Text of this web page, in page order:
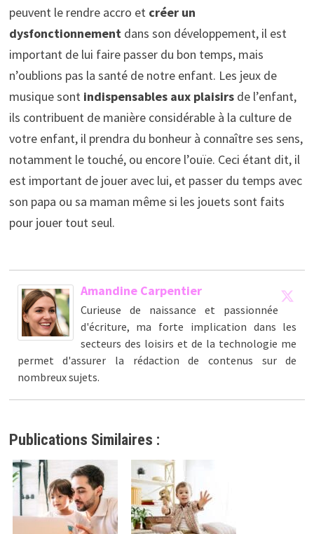
peuvent le rendre accro et créer un
dysfonctionnement dans son développement, il est
important de lui faire passer du bon temps, mais
n’oublions pas la santé de notre enfant. Les jeux de
musique sont indispensables aux plaisirs de l’enfant,
ils contribuent de manière considérable à la culture de
votre enfant, il prendra du bonheur à connaître ses sens,
notamment le touché, ou encore l’ouïe. Ceci étant dit, il
est important de jouer avec lui, et passer du temps avec
son papa ou sa maman même si les jouets sont faits
pour jouer tout seul.
Amandine Carpentier
Curieuse de naissance et passionnée
d'écriture, ma forte implication dans les
secteurs des loisirs et de la technologie me
permet d'assurer la rédaction de contenus sur de
nombreux sujets.
Publications Similaires :